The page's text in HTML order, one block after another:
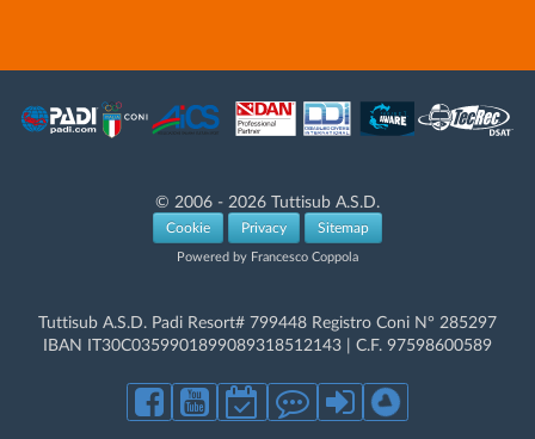
© 2006 - 2026 Tuttisub A.S.D.
Cookie Privacy Sitemap
Powered by Francesco Coppola
Tuttisub A.S.D. Padi Resort# 799448 Registro Coni N° 285297
IBAN IT30C0359901899089318512143 | C.F. 97598600589